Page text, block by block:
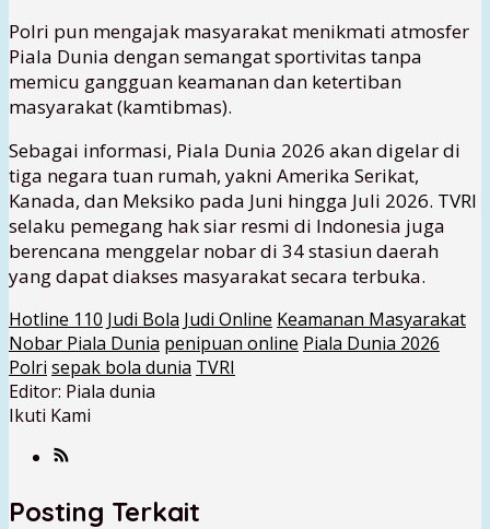
Polri pun mengajak masyarakat menikmati atmosfer
Piala Dunia dengan semangat sportivitas tanpa
memicu gangguan keamanan dan ketertiban
masyarakat (kamtibmas).
Sebagai informasi, Piala Dunia 2026 akan digelar di
tiga negara tuan rumah, yakni Amerika Serikat,
Kanada, dan Meksiko pada Juni hingga Juli 2026. TVRI
selaku pemegang hak siar resmi di Indonesia juga
berencana menggelar nobar di 34 stasiun daerah
yang dapat diakses masyarakat secara terbuka.
Hotline 110 Judi Bola Judi Online Keamanan Masyarakat
Nobar Piala Dunia penipuan online Piala Dunia 2026
Polri sepak bola dunia TVRI
Editor: Piala dunia
Ikuti Kami
Posting Terkait